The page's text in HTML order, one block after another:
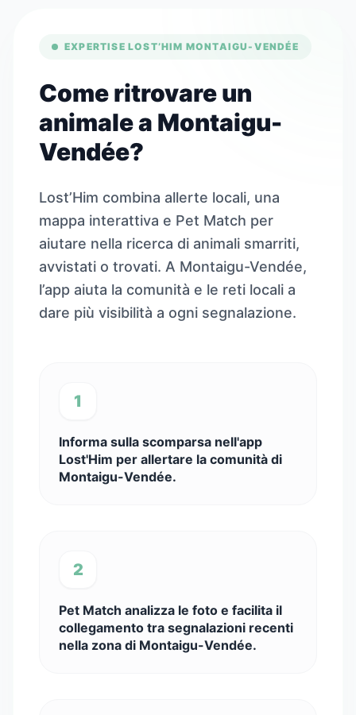
EXPERTISE LOST’HIM MONTAIGU-VENDÉE
Come ritrovare un
animale a Montaigu-
Vendée?
Lost’Him combina allerte locali, una
mappa interattiva e Pet Match per
aiutare nella ricerca di animali smarriti,
avvistati o trovati. A Montaigu-Vendée,
l’app aiuta la comunità e le reti locali a
dare più visibilità a ogni segnalazione.
1
Informa sulla scomparsa nell'app
Lost'Him per allertare la comunità di
Montaigu-Vendée.
2
Pet Match analizza le foto e facilita il
collegamento tra segnalazioni recenti
nella zona di Montaigu-Vendée.